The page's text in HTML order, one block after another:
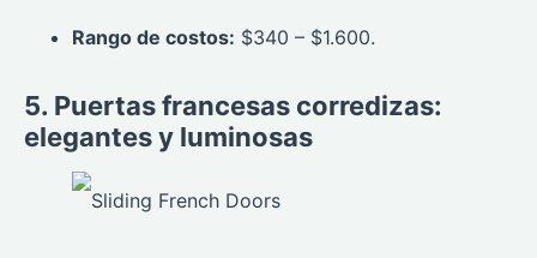
Rango de costos: $340 – $1.600.
5. Puertas francesas corredizas:
elegantes y luminosas